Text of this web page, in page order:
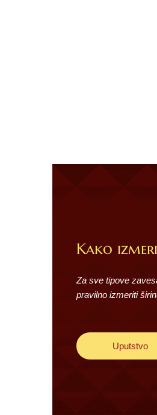
Kako
Za sve tipove
pravilno izmeriti
Uputstvo